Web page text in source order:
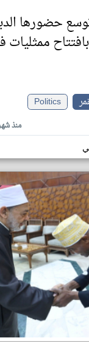
حضورها
Politics
منذ